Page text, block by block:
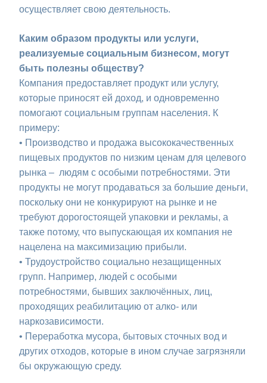
осуществляет свою деятельность.
Каким образом продукты или услуги,
реализуемые социальным бизнесом, могут
быть полезны обществу?
Компания предоставляет продукт или услугу,
которые приносят ей доход, и одновременно
помогают социальным группам населения. К
примеру:
• Производство и продажа высококачественных
пищевых продуктов по низким ценам для целевого
рынка – людям с особыми потребностями. Эти
продукты не могут продаваться за большие деньги,
поскольку они не конкурируют на рынке и не
требуют дорогостоящей упаковки и рекламы, а
также потому, что выпускающая их компания не
нацелена на максимизацию прибыли.
• Трудоустройство социально незащищенных
групп. Например, людей с особыми
потребностями, бывших заключённых, лиц,
проходящих реабилитацию от алко- или
наркозависимости.
• Переработка мусора, бытовых сточных вод и
других отходов, которые в ином случае загрязняли
бы окружающую среду.